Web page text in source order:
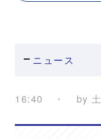
ニュース
by
16:40